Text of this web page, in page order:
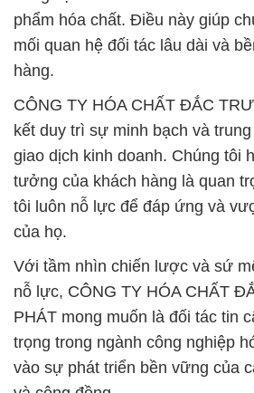
phẩm hóa chất. Điều này giúp
mối quan hệ đối tác lâu dài và
hàng.
CÔNG TY HÓA CHẤT ĐẮC
kết duy trì sự minh bạch và
giao dịch kinh doanh. Chúng tôi
tưởng của khách hàng là quan
tôi luôn nỗ lực để đáp ứng và
của họ.
Với tầm nhìn chiến lược và sứ
nỗ lực, CÔNG TY HÓA CHẤT
PHÁT mong muốn là đối tác tin
trọng trong ngành công nghiệp
vào sự phát triển bền vững của